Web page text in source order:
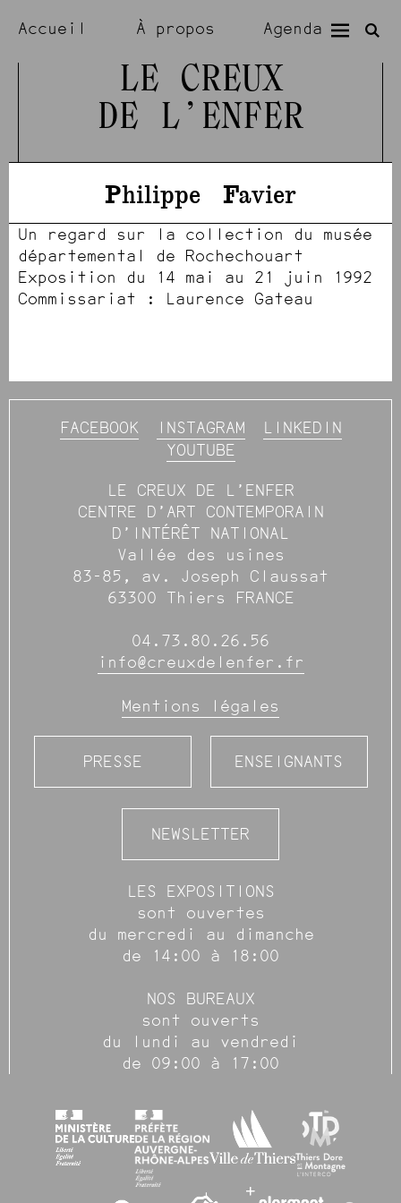
Accueil À propos Agenda
Expositions Résidences
Artistes
LE CREUX
DE L’ENFER
Philippe Favier
Un regard sur la collection du musée
départemental de Rochechouart
Exposition du 14 mai au 21 juin 1992
Commissariat : Laurence Gateau
FACEBOOK INSTAGRAM
LINKEDIN
YOUTUBE
LE CREUX DE L’ENFER
CENTRE D’ART CONTEMPORAIN
D’INTÉRÊT NATIONAL
Vallée des usines
83-85, av. Joseph Claussat
63300 Thiers FRANCE
04.73.80.26.56
info@creuxdelenfer.fr
Mentions légales
PRESSE ENSEIGNANTS
NEWSLETTER
LES EXPOSITIONS
sont ouvertes
du mercredi au dimanche
de 14:00 à 18:00
NOS BUREAUX
sont ouverts
du lundi au vendredi
de 09:00 à 17:00